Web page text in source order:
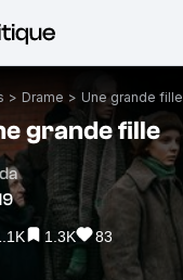
> Drame > Une grande fille
grande fille
1.3K 83